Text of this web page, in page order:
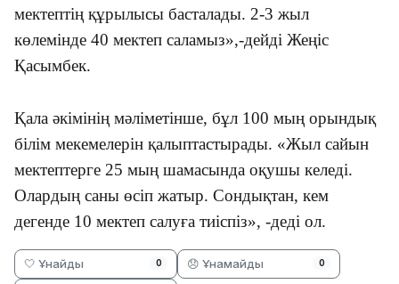
мектептің құрылысы басталады. 2-3 жыл
көлемінде 40 мектеп саламыз»,-дейді Жеңіс
Қасымбек.
Қала әкімінің мәліметінше, бұл 100 мың орындық
білім мекемелерін қалыптастырады. «Жыл сайын
мектептерге 25 мың шамасында оқушы келеді.
Олардың саны өсіп жатыр. Сондықтан, кем
дегенде 10 мектеп салуға тиіспіз», -деді ол.
🤍 Ұнайды 0 😞 Ұнамайды 0